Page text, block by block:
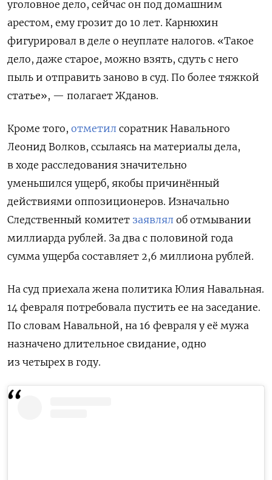
уголовное дело, сейчас он под домашним
арестом, ему грозит до 10 лет. Карнюхин
фигурировал в деле о неуплате налогов. «Такое
дело, даже старое, можно взять, сдуть с него
пыль и отправить заново в суд. По более тяжкой
статье», — полагает Жданов.
Кроме того, отметил соратник Навального
Леонид Волков, ссылаясь на материалы дела,
в ходе расследования значительно
уменьшился ущерб, якобы причинённый
действиями оппозиционеров. Изначально
Следственный комитет заявлял об отмывании
миллиарда рублей. За два с половиной года
сумма ущерба составляет 2,6 миллиона рублей.
На суд приехала жена политика Юлия Навальная.
14 февраля потребовала пустить ее на заседание.
По словам Навальной, на 16 февраля у её мужа
назначено длительное свидание, одно
из четырех в году.